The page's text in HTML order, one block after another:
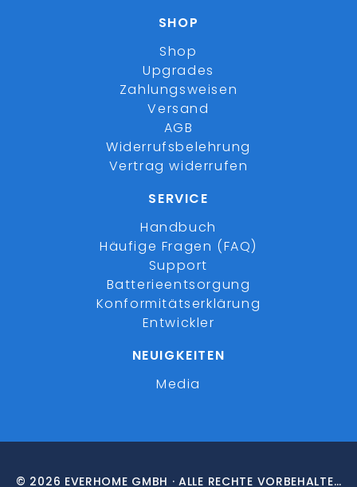
SHOP
Shop
Upgrades
Zahlungsweisen
Versand
AGB
Widerrufsbelehrung
Vertrag widerrufen
SERVICE
Handbuch
Häufige Fragen (FAQ)
Support
Batterieentsorgung
Konformitätserklärung
Entwickler
NEUIGKEITEN
Media
© 2026 EVERHOME GMBH · ALLE RECHTE VORBEHALTEN